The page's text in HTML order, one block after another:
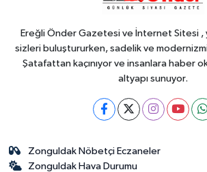
Ereğli Önder Gazetesi ve İnternet Sitesi ,
sizleri buluştururken, sadelik ve
Şatafattan kaçınıyor ve insanlara haber
altyapı sunuyor.
Zonguldak Nöbetçi Eczaneler
Zonguldak Hava Durumu